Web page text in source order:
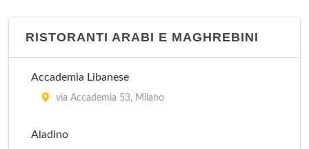
RISTORANTI ARABI E MAGHREBINI
Accademia Libanese
via Accademia 53, Milano
Aladino